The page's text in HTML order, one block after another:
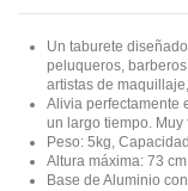
Un taburete
peluqueros,
artistas de
Alivia perfectamente
un largo tiempo. Muy
Peso: 5kg,
Altura máxima: 73
Base de Aluminio